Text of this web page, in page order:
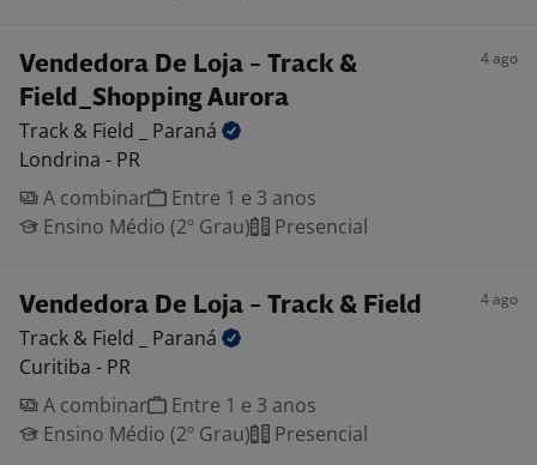
Vendedora De Loja - Track &
Field_Shopping Aurora
4 ago
Track & Field _ Paraná
Londrina - PR
A combinar
Entre 1 e 3 anos
Ensino Médio (2º Grau)
Presencial
Vendedora De Loja - Track & Field 4 ago
Track & Field _ Paraná
Curitiba - PR
A combinar
Entre 1 e 3 anos
Ensino Médio (2º Grau)
Presencial